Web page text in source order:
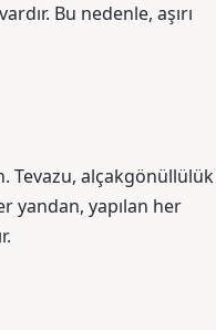
Bu nedenle, aşırı
Tevazu, alçakgönüllülük
yandan, yapılan her